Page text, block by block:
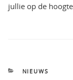
jullie op de
CATEGORIEËN
NIEUWS